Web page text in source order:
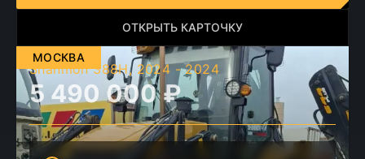
ОТКРЫТЬ КАРТОЧКУ
МОСКВА
Shanmon 388H, 2024-2024
5 490 000 ₽